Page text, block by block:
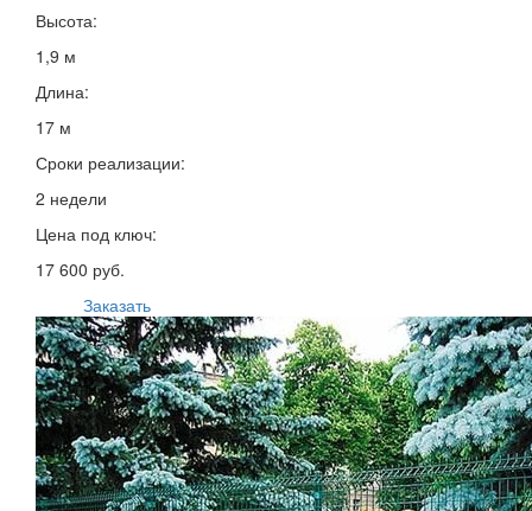
Высота:
1,9 м
Длина:
17 м
Сроки реализации:
2 недели
Цена под ключ:
17 600 руб.
Заказать